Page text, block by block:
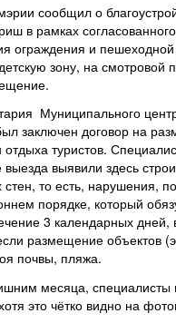
сообщил о
в рамках
ограждения и
зону, на смотровой
Муниципального
заключен договор на
туристов.
выявили здесь
то есть, нарушения,
порядке, который
3 календарных
размещение объектов
почвы, пляжа.
месяца, специалисты
это чётко видно на